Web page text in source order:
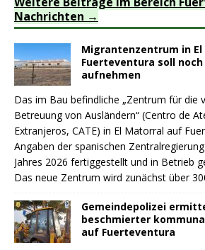
Nachrichten
Migrantenzentrum in
Fuerteventura soll noch
aufnehmen
Das im Bau befindliche „Zentrum für die
Betreuung von Ausländern“ (Centro de
Extranjeros, CATE) in El Matorral auf
Angaben der spanischen
Jahres 2026 fertiggestellt und in Betrieb
Das neue Zentrum wird zunächst über
Gemeindepolizei
beschmierter
auf Fuerteventura